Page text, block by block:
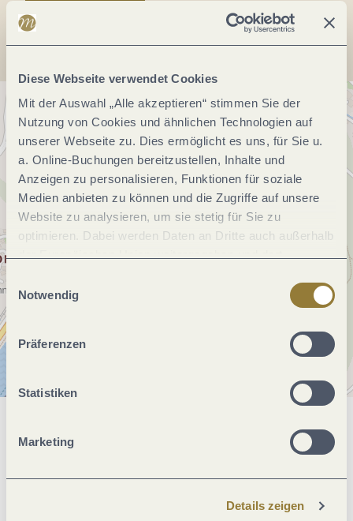
Diese Webseite verwendet Cookies
Mit der Auswahl „Alle akzeptieren“ stimmen Sie der
Nutzung von Cookies und ähnlichen Technologien auf
unserer Webseite zu. Dies ermöglicht es uns, für Sie u.
a. Online-Buchungen bereitzustellen, Inhalte und
Anzeigen zu personalisieren, Funktionen für soziale
Medien anbieten zu können und die Zugriffe auf unsere
Website zu analysieren, um sie stetig für Sie zu
optimieren. Dabei werden Daten an Dritte auch außerhalb
jederzeit widerrufen werden. Mit der Auswahl "Alle
ablehnen" kann es zu Beeinträchtigungen in der Nutzung
Notwendig
Präferenzen
Statistiken
Marketing
Details zeigen
Anreise planen
Allgemeine Informationen